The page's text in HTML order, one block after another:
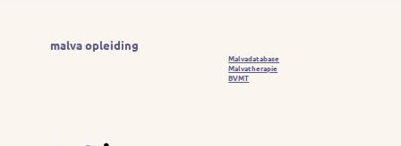
malva opleiding
Malvadatabase
Malvatherapie
BVMT